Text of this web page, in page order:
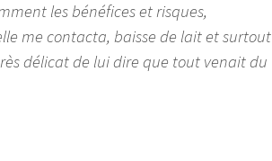
les bénéfices et risques,
me contacta, baisse de lait et surtout
délicat de lui dire que tout venait du